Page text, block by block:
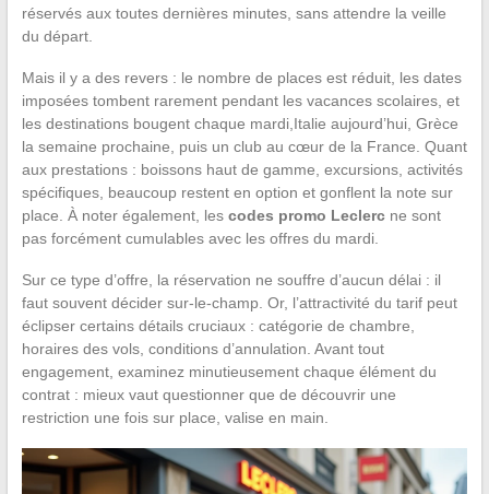
réservés aux toutes dernières minutes, sans attendre la veille
du départ.
Mais il y a des revers : le nombre de places est réduit, les dates
imposées tombent rarement pendant les vacances scolaires, et
les destinations bougent chaque mardi,Italie aujourd’hui, Grèce
la semaine prochaine, puis un club au cœur de la France. Quant
aux prestations : boissons haut de gamme, excursions, activités
spécifiques, beaucoup restent en option et gonflent la note sur
place. À noter également, les codes promo Leclercne sont
pas forcément cumulables avec les offres du mardi.
Sur ce type d’offre, la réservation ne souffre d’aucun délai : il
faut souvent décider sur-le-champ. Or, l’attractivité du tarif peut
éclipser certains détails cruciaux : catégorie de chambre,
horaires des vols, conditions d’annulation. Avant tout
engagement, examinez minutieusement chaque élément du
contrat : mieux vaut questionner que de découvrir une
restriction une fois sur place, valise en main.